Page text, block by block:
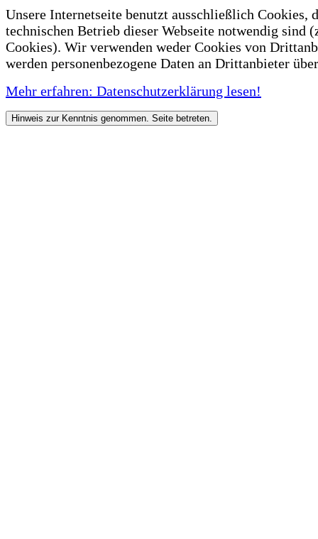
Unsere Internetseite benutzt ausschließlich Cookies,
technischen Betrieb dieser Webseite notwendig sind
Cookies). Wir verwenden weder Cookies von
werden personenbezogene Daten an Drittanbieter
Mehr erfahren: Datenschutzerklärung lesen!
Hinweis zur Kenntnis genommen. Seite betreten.